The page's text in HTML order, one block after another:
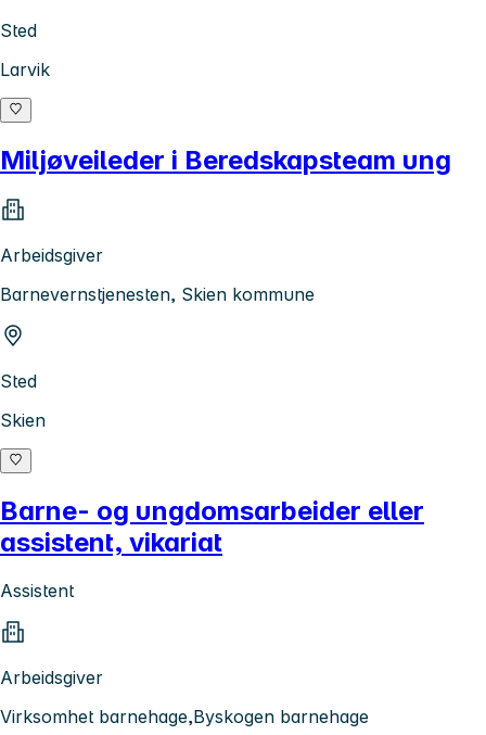
Sted
Larvik
Miljøveileder i Beredskapsteam ung
Arbeidsgiver
Barnevernstjenesten, Skien kommune
Sted
Skien
Barne- og ungdomsarbeider eller
assistent, vikariat
Assistent
Arbeidsgiver
Virksomhet barnehage,Byskogen barnehage